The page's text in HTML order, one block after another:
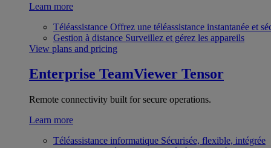
Learn more
Téléassistance Offrez une téléassistance instantanée et
Gestion à distance Surveillez et gérez les appareils
View plans and pricing
Enterprise TeamViewer Tensor
Remote connectivity built for secure operations.
Learn more
Téléassistance informatique Sécurisée, flexible, intégrée